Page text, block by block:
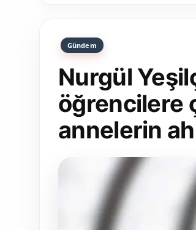
Gündem
Nurgül
öğrencilere
annelerin